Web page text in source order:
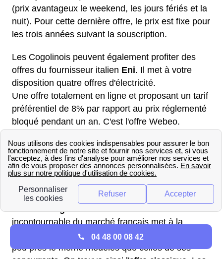
(prix avantageux le weekend, les jours fériés et la
nuit). Pour cette dernière offre, le prix est fixe pour
les trois années suivant la souscription.
Les Cogolinois peuvent également profiter des
offres du fournisseur italien Eni. Il met à votre
disposition quatre offres d'électricité.
Une offre totalement en ligne et proposant un tarif
préférentiel de 8% par rapport au prix réglementé
bloqué pendant un an. C'est l'offre Webeo.
eco et astucio planete. Pour ces deux offres, le
prix de est bloqué pour trois ans mais révisable à
la baisse. L'offre astucio planete fournit de
l'électricité verte.
Direct Energiefournisseur maintenant
incontournable du marché français met à la
disposition du public français trois offres suivant à
peu près le même modèles que celles de ses
04 48 00 08 42